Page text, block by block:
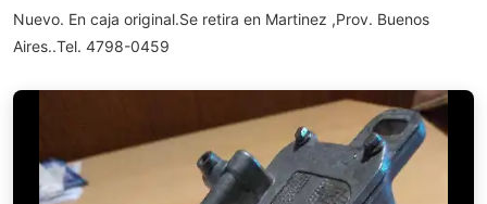
Nuevo. En caja original.Se retira en Martinez ,Prov. Buenos
Aires..Tel. 4798-0459